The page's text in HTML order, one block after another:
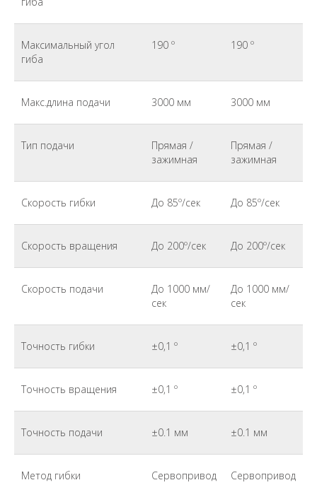
Максимальный угол
гиба
190 º 190 º
Макс.длина подачи 3000 мм 3000 мм
Тип подачи
Прямая /
зажимная
Прямая /
зажимная
Скорость гибки До 85º/сек До 85º/сек
Скорость вращения До 200º/сек До 200º/сек
Скорость подачи
До 1000 мм/
сек
До 1000 мм/
сек
Точность гибки ±0,1 º ±0,1 º
Точность вращения ±0,1 º ±0,1 º
Точность подачи ±0.1 мм ±0.1 мм
Метод гибки Сервопривод Сервопривод